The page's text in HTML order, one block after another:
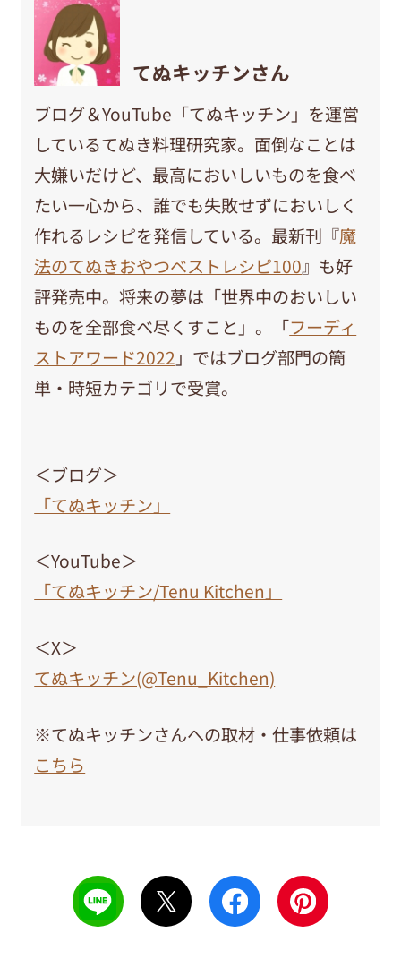
てぬキッチンさん
ブログ＆YouTube「てぬキッチン」を運営
しているてぬき料理研究家。面倒なことは
大嫌いだけど、最高においしいものを食べ
たい一心から、誰でも失敗せずにおいしく
作れるレシピを発信している。最新刊『魔
法のてぬきおやつベストレシピ100』も好
評発売中。将来の夢は「世界中のおいしい
ものを全部食べ尽くすこと」。「フーディ
ストアワード2022 」ではブログ部門の簡
単・時短カテゴリで受賞。
＜ブログ＞
「てぬキッチン」
＜YouTube＞
「てぬキッチン/Tenu Kitchen」
＜X＞
てぬキッチン(@Tenu_Kitchen)
※てぬキッチンさんへの取材・仕事依頼は
こちら